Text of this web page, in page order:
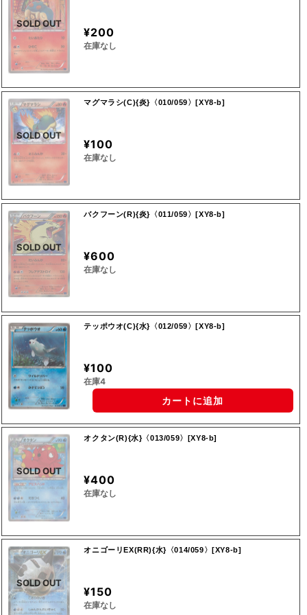
SOLD OUT
¥200
在庫なし
SOLD OUT
マグマラシ(C){炎}〈010/059〉[XY8-b]
¥100
在庫なし
SOLD OUT
バクフーン(R){炎}〈011/059〉[XY8-b]
¥600
在庫なし
テッポウオ(C){水}〈012/059〉[XY8-b]
¥100
在庫4
カートに追加
SOLD OUT
オクタン(R){水}〈013/059〉[XY8-b]
¥400
在庫なし
SOLD OUT
オニゴーリEX(RR){水}〈014/059〉[XY8-b]
¥150
在庫なし